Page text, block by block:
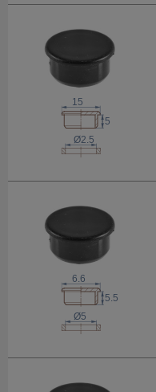
5
15
Ø2.5
5.5
6.6
Ø5